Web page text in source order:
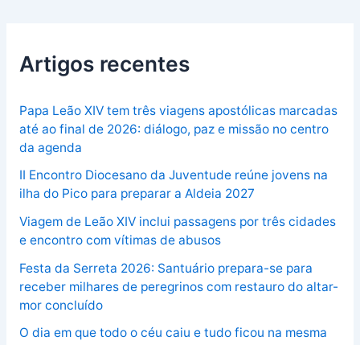
Artigos recentes
Papa Leão XIV tem três viagens apostólicas marcadas
até ao final de 2026: diálogo, paz e missão no centro
da agenda
II Encontro Diocesano da Juventude reúne jovens na
ilha do Pico para preparar a Aldeia 2027
Viagem de Leão XIV inclui passagens por três cidades
e encontro com vítimas de abusos
Festa da Serreta 2026: Santuário prepara-se para
receber milhares de peregrinos com restauro do altar-
mor concluído
O dia em que todo o céu caiu e tudo ficou na mesma